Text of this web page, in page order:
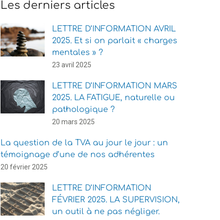
Les derniers articles
LETTRE D’INFORMATION AVRIL
2025. Et si on parlait « charges
mentales » ?
23 avril 2025
LETTRE D’INFORMATION MARS
2025. LA FATIGUE, naturelle ou
pathologique ?
20 mars 2025
La question de la TVA au jour le jour : un
témoignage d’une de nos adhérentes
20 février 2025
LETTRE D’INFORMATION
FÉVRIER 2025. LA SUPERVISION,
un outil à ne pas négliger.